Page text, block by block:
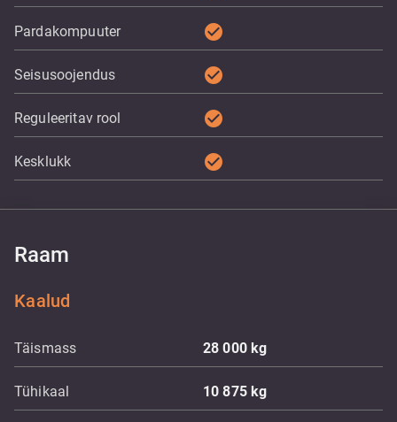
Pardakompuuter check_circle
Seisusoojendus check_circle
Reguleeritav rool check_circle
Kesklukk check_circle
Raam
Kaalud
Täismass 28 000kg
Tühikaal 10 875kg